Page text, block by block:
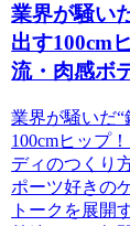
業界が騒い
出す100cm
流・肉感ボ
業界が騒いだ
100cmヒップ
ディのつくり
ポーツ好きの
トークを展開